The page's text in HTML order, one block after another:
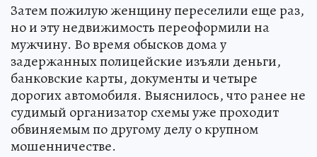
Затем пожилую женщину переселили еще раз,
но и эту недвижимость переоформили на
мужчину. Во время обысков дома у
задержанных полицейские изъяли деньги,
банковские карты, документы и четыре
дорогих автомобиля. Выяснилось, что ранее не
судимый организатор схемы уже проходит
обвиняемым по другому делу о крупном
мошенничестве.